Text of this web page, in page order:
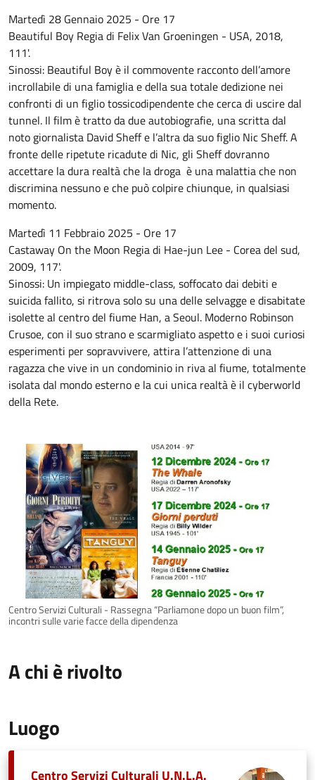
Martedì 28 Gennaio 2025 - Ore 17
Beautiful Boy Regia di Felix Van Groeningen - USA, 2018,
111'.
Sinossi: Beautiful Boy è il commovente racconto dell’amore
incrollabile di una famiglia e della sua totale dedizione nei
confronti di un figlio tossicodipendente che cerca di uscire dal
tunnel. Il film è tratto da due autobiografie, una scritta dal
noto giornalista David Sheff e l’altra da suo figlio Nic Sheff. A
fronte delle ripetute ricadute di Nic, gli Sheff dovranno
accettare la dura realtà che la droga è una malattia che non
discrimina nessuno e che può colpire chiunque, in qualsiasi
momento.
Martedì 11 Febbraio 2025 - Ore 17
Castaway On the Moon Regia di Hae-jun Lee - Corea del sud,
2009, 117'.
Sinossi: Un impiegato middle-class, soffocato dai debiti e
suicida fallito, si ritrova solo su una delle selvagge e disabitate
isolette al centro del fiume Han, a Seoul. Moderno Robinson
Crusoe, con il suo strano e scarmigliato aspetto e i suoi curiosi
esperimenti per sopravvivere, attira l’attenzione di una
ragazza che vive in un condominio in riva al fiume, totalmente
isolata dal mondo esterno e la cui unica realtà è il cyberworld
della Rete.
Centro Servizi Culturali - Rassegna “Parliamone dopo un buon film”,
incontri sulle varie facce della dipendenza
A chi è rivolto
Luogo
Centro Servizi Culturali U.N.L.A.